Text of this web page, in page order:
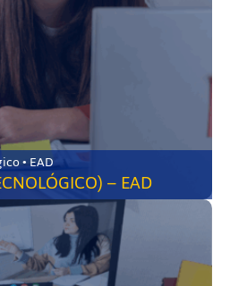
Divinópolis-MG • Tecnológico • EAD
– EAD